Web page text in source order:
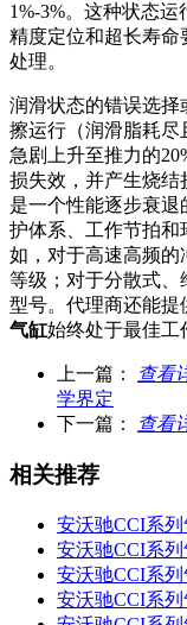
1%-3%。这种状态
精度定位和超长寿命
处理。
润滑状态的错误选择
擦运行（润滑脂耗尽
急剧上升至推力的
损失效，并产生烧结
是一个性能逐步衰退
护体系、工作节拍和
如，对于高速高频的
等级；对于分散式、
型号。代理商还能提
气缸始终处于最佳工
上一篇： 查看
学界定
下一篇：
查看
相关推荐
安沃驰CCI系
安沃驰CCI系
安沃驰CCI系
安沃驰CCI系